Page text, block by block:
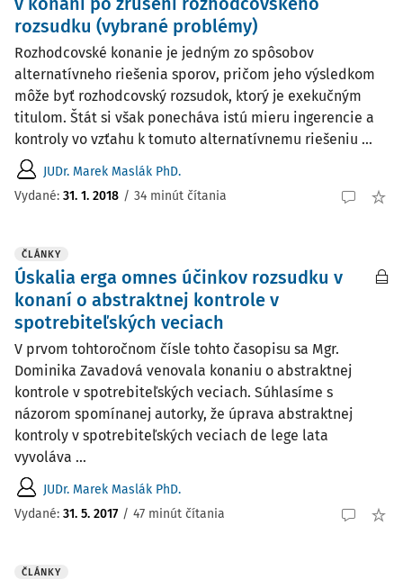
rozsudku (vybrané problémy)
Rozhodcovské konanie je jedným zo spôsobov
alternatívneho riešenia sporov, pričom jeho výsledkom
môže byť rozhodcovský rozsudok, ktorý je exekučným
titulom. Štát si však ponecháva istú mieru ingerencie a
kontroly vo vzťahu k tomuto alternatívnemu riešeniu ...
JUDr. Marek Maslák PhD.
Vydané: 31. 1. 2018 / 34 minút čítania
ČLÁNKY
Úskalia erga omnes účinkov rozsudku v
konaní o abstraktnej kontrole v
spotrebiteľských veciach
V prvom tohtoročnom čísle tohto časopisu sa Mgr.
Dominika Zavadová venovala konaniu o abstraktnej
kontrole v spotrebiteľských veciach. Súhlasíme s
názorom spomínanej autorky, že úprava abstraktnej
kontroly v spotrebiteľských veciach de lege lata
vyvoláva ...
JUDr. Marek Maslák PhD.
Vydané: 31. 5. 2017 / 47 minút čítania
ČLÁNKY